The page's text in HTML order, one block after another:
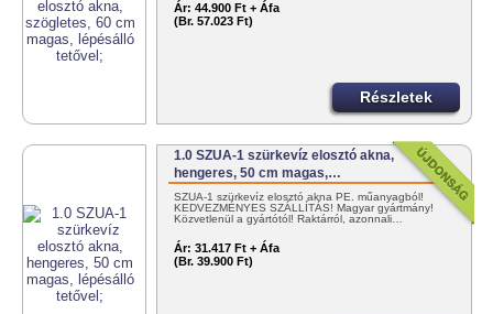
Ár: 44.900 Ft + Áfa
(Br. 57.023 Ft)
Részletek
1.0 SZUA-1 szürkevíz elosztó akna,
hengeres, 50 cm magas,…
SZUA-1 szürkevíz elosztó akna PE. műanyagból!
KEDVEZMÉNYES SZÁLLÍTÁS! Magyar gyártmány!
Közvetlenül a gyártótól! Raktárról, azonnali…
Ár: 31.417 Ft + Áfa
(Br. 39.900 Ft)